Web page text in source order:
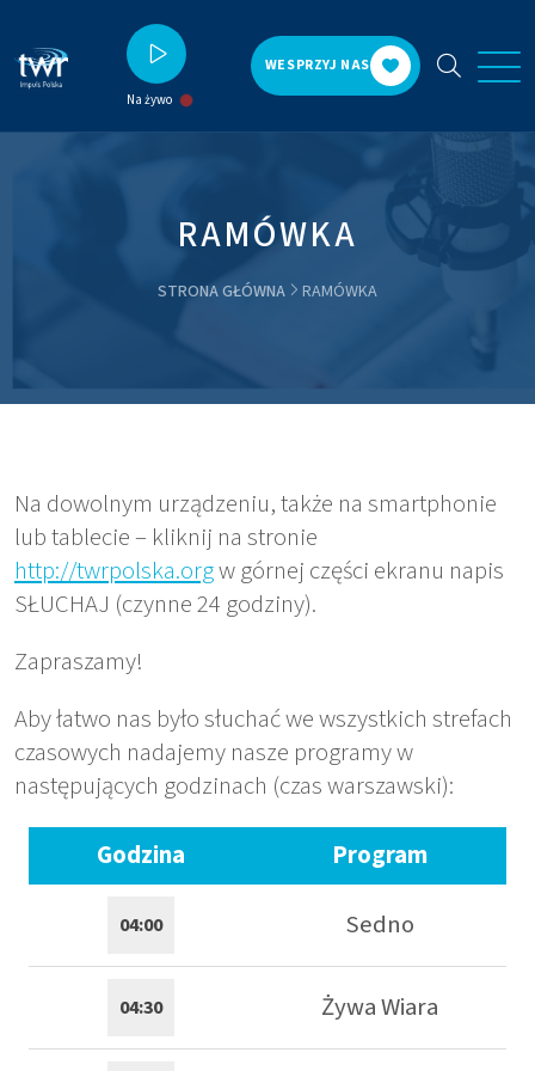
Na żywo
WESPRZYJ NAS
RAMÓWKA
STRONA GŁÓWNA RAMÓWKA
Na dowolnym urządzeniu, także na smartphonie
lub tablecie – kliknij na stronie
http://twrpolska.orgw górnej części ekranu napis
SŁUCHAJ (czynne 24 godziny).
Zapraszamy!
Aby łatwo nas było słuchać we wszystkich strefach
czasowych nadajemy nasze programy w
następujących godzinach (czas warszawski):
Godzina
Program
04:00 Sedno
04:30 Żywa Wiara